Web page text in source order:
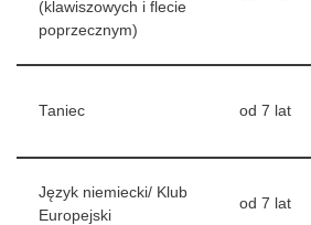
(klawiszowych i flecie
poprzecznym)
Taniec od 7 lat
Język niemiecki/ Klub
Europejski
od 7 lat